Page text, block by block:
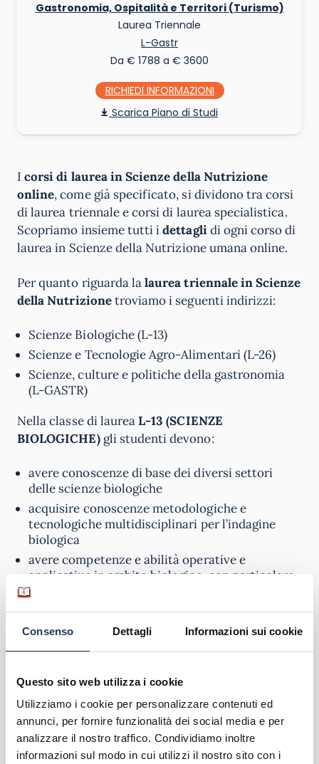
Consenso Dettagli Informazioni sui cookie
Questo sito web utilizza i cookie
Utilizziamo i cookie per personalizzare contenuti ed
annunci, per fornire funzionalità dei social media e per
analizzare il nostro traffico. Condividiamo inoltre
informazioni sul modo in cui utilizzi il nostro sito con i
Gastronomia, Ospitalità e Territori (Turismo)
Laurea Triennale
L-Gastr
Da € 1788 a € 3600
RICHIEDI INFO
Piano di Studi
I corsi di laurea in Scienze della Nutrizione
online, come già specificato, si dividono tra corsi
di laurea triennale e corsi di laurea specialistica.
Scopriamo insieme tutti idettaglidi ogni corso di
laurea in Scienze della Nutrizione umana online.
Per quanto riguarda lalaurea triennale in Scienze
della Nutrizionetroviamo i seguenti indirizzi:
Scienze Biologiche (L-13)
Scienze e Tecnologie Agro-Alimentari (L-26)
Scienze, culture e politiche della gastronomia
(L-GASTR)
Nella classe di laureaL-13 (SCIENZE
BIOLOGICHE)gli studenti devono:
avere conoscenze di base dei diversi settori
delle scienze biologiche
acquisire conoscenze metodologiche e
tecnologiche multidisciplinari per l’indagine
biologica
avere competenze e abilità operative e
applicative in ambito biologico, con particolare
attenzione a procedure tecniche di analisi
controllo
della Nutrizione online di questa classe
comprendono:
attività finalizzate all’acquisizione dei
fondamenti teorici e di adeguati elementi